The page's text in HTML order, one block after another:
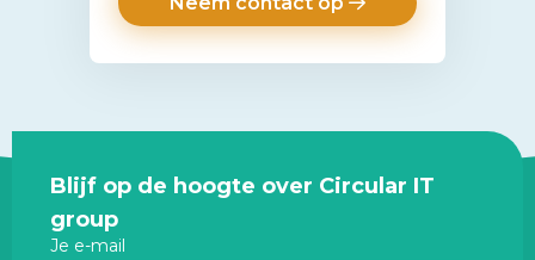
Site
footer
Blijf op de hoogte over Circular IT
group
Je e-mail